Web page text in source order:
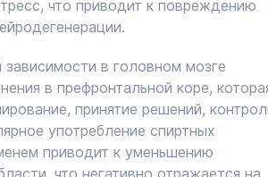
что приводит к повреждению
зависимости в головном мозге
в префронтальной коре,
принятие решений,
употребление спиртных
приводит к уменьшению
что негативно отражается на